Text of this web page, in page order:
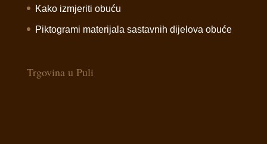
Kako izmjeriti obuću
Piktogrami materijala sastavnih dijelova obuće
Trgovina u Puli